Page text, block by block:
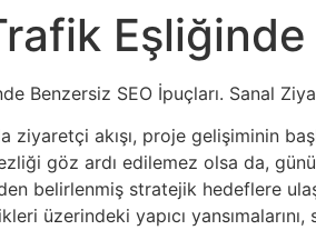
Benzersiz SEO İpuçları. Sanal
ziyaretçi akışı, proje gelişiminin
göz ardı edilemez olsa da,
belirlenmiş stratejik hedeflere
üzerindeki yapıcı